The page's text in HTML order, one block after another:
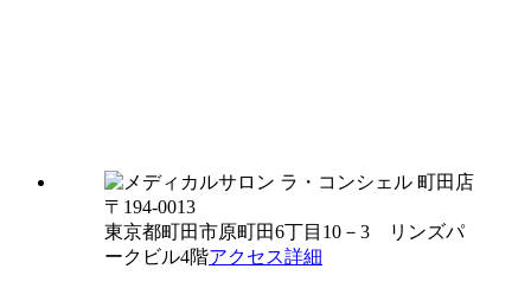
〒194-0013
東京都町田市原町田6丁目10－3 リンズパ
ークビル4階アクセス詳細